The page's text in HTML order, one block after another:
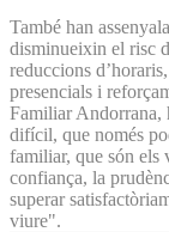
També han
disminueixin el risc
reduccions
presencials i
Familiar Andorrana,
difícil, que només
familiar, que són els
confiança, la
superar
viure".